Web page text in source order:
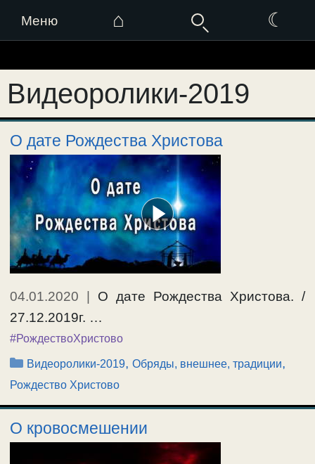
Меню ⌂ ☾
к
содержимому
Видеоролики-2019
О дате Рождества Христова
04.01.2020
О дате Рождества Христова. /
27.12.2019г. …
#РождествоХристово
Рубрики
Видеоролики-2019,Обряды, внешнее, традиции,
Рождество Христово
О кровосмешении